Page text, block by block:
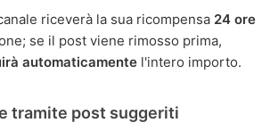
riceverà la sua ricompensa 24 ore
se il post viene rimosso prima,
automaticamente l'intero importo.
tramite post suggeriti